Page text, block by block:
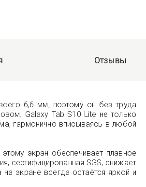
Отзывы
6,6 мм, поэтому он без труда
Galaxy Tab S10 Lite не только
гармонично вписываясь в любой
экран обеспечивает плавное
сертифицированная SGS, снижает
на экране всегда остаётся яркой и